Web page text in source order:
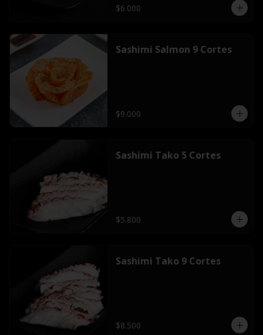
$6.000
Sashimi Salmon 9 Cortes
$9.000
Sashimi Tako 5 Cortes
$5.800
Sashimi Tako 9 Cortes
$8.500